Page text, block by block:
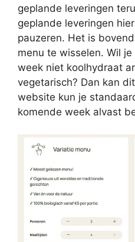
geplande leveringen
geplande leveringen
pauzeren. Het is
menu te wisselen. Wil
week niet koolhydraat
vegetarisch? Dan kan
website kun je
komende week alvast